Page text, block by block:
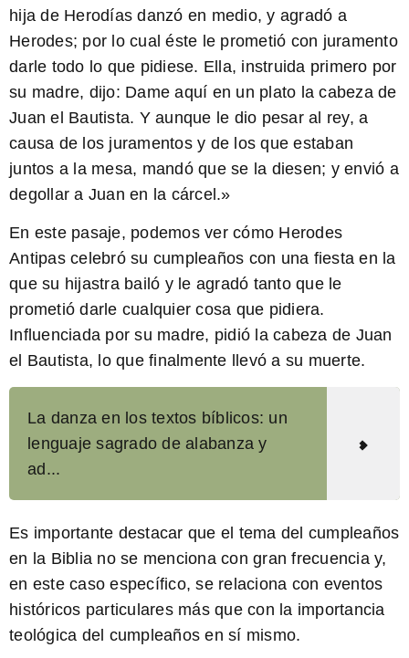
hija de Herodías danzó en medio, y agradó a
Herodes; por lo cual éste le prometió con juramento
darle todo lo que pidiese. Ella, instruida primero por
su madre, dijo: Dame aquí en un plato la cabeza de
Juan el Bautista. Y aunque le dio pesar al rey, a
causa de los juramentos y de los que estaban
juntos a la mesa, mandó que se la diesen; y envió a
degollar a Juan en la cárcel.»
En este pasaje, podemos ver cómo Herodes
Antipas celebró su cumpleaños con una fiesta en la
que su hijastra bailó y le agradó tanto que le
prometió darle cualquier cosa que pidiera.
Influenciada por su madre, pidió la cabeza de Juan
el Bautista, lo que finalmente llevó a su muerte.
La danza en los textos bíblicos: un
lenguaje sagrado de alabanza y
ad...
Es importante destacar que el tema del cumpleaños
en la Biblia no se menciona con gran frecuencia y,
en este caso específico, se relaciona con eventos
históricos particulares más que con la importancia
teológica del cumpleaños en sí mismo.